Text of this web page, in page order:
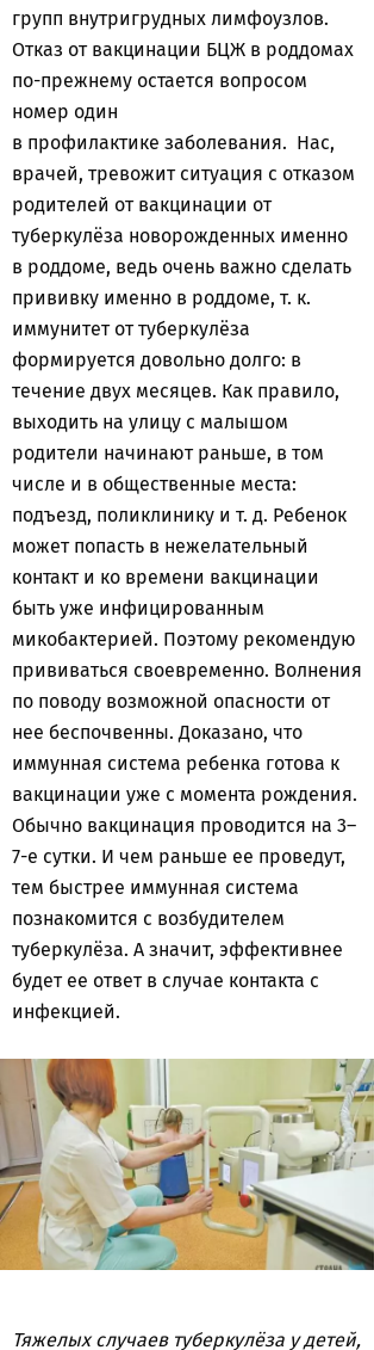
групп внутригрудных лимфоузлов.
Отказ от вакцинации БЦЖ в роддомах
по-прежнему остается вопросом
номер один
в профилактике заболевания. Нас,
врачей, тревожит ситуация с отказом
родителей от вакцинации от
туберкулёза новорожденных именно
в роддоме, ведь очень важно сделать
прививку именно в роддоме, т. к.
иммунитет от туберкулёза
формируется довольно долго: в
течение двух месяцев. Как правило,
выходить на улицу с малышом
родители начинают раньше, в том
числе и в общественные места:
подъезд, поликлинику и т. д. Ребенок
может попасть в нежелательный
контакт и ко времени вакцинации
быть уже инфицированным
микобактерией. Поэтому рекомендую
прививаться своевременно. Волнения
по поводу возможной опасности от
нее беспочвенны. Доказано, что
иммунная система ребенка готова к
вакцинации уже с момента рождения.
Обычно вакцинация проводится на 3–
7-е сутки. И чем раньше ее проведут,
тем быстрее иммунная система
познакомится с возбудителем
туберкулёза. А значит, эффективнее
будет ее ответ в случае контакта с
инфекцией.
Тяжелых случаев туберкулёза у детей,